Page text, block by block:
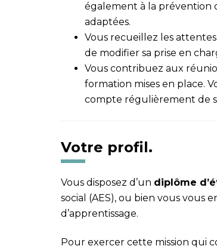
également à la prévention
adaptées.
Vous recueillez les
de modifier sa prise en
Vous contribuez aux
formation mises en place.
compte régulièrement de
Votre profil.
Vous disposez d’un dipl ôme
social (AES), ou bien vous vous
d’apprentissage.
Pour exercer cette mission qui